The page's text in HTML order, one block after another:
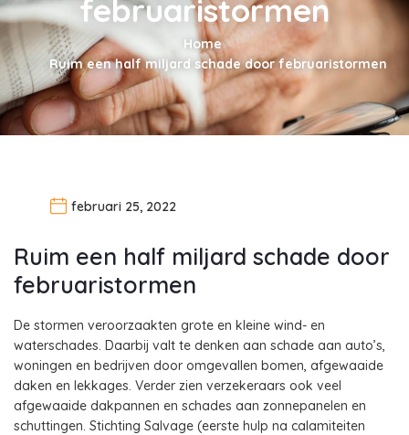
februaristormen
Home
Ruim een half miljard schade door februaristormen
februari 25, 2022
Ruim een half miljard schade door
februaristormen
De stormen veroorzaakten grote en kleine wind- en
waterschades. Daarbij valt te denken aan schade aan auto’s,
woningen en bedrijven door omgevallen bomen, afgewaaide
daken en lekkages. Verder zien verzekeraars ook veel
afgewaaide dakpannen en schades aan zonnepanelen en
schuttingen. Stichting Salvage (eerste hulp na calamiteiten